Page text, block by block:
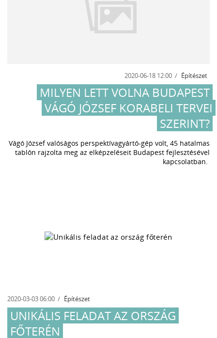
2020-06-18 12:00 Építészet
MILYEN LETT VOLNA BUDAPEST
VÁGÓ JÓZSEF KORABELI TERVEI
SZERINT?
Vágó József valóságos perspektívagyártó-gép volt, 45 hatalmas
tablón rajzolta meg az elképzeléseit Budapest fejlesztésével
kapcsolatban.
2020-03-03 06:00 Építészet
UNIKÁLIS FELADAT AZ ORSZÁG
FŐTERÉN